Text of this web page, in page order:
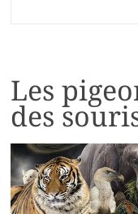
Les
des